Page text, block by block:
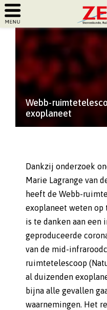
PRIMARY
MENU
Webb-
exoplaneet
Dankzij onderzoek
Marie Lagrange van
heeft de Webb-
exoplaneet weten op
is te danken aan een
geproduceerde
van de mid-
ruimtetelescoop
al duizenden
bijna alle gevallen
waarnemingen. Het